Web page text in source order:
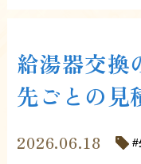
給湯器交換
先ごとの見
2026.06.18